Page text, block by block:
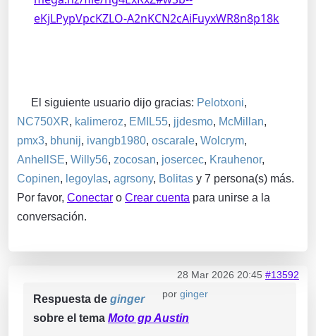
eKjLPypVpcKZLO-A2nKCN2cAiFuyxWR8n8p18k
El siguiente usuario dijo gracias: Pelotxoni,
NC750XR, kalimeroz, EMIL55, jjdesmo, McMillan,
pmx3, bhunij, ivangb1980, oscarale, Wolcrym,
AnhellSE, Willy56, zocosan, josercec, Krauhenor,
Copinen, legoylas, agrsony, Bolitas y 7 persona(s) más.
Por favor, Conectar o Crear cuenta para unirse a la
conversación.
28 Mar 2026 20:45 #13592
por ginger
Respuesta de ginger
sobre el tema Moto gp Austin